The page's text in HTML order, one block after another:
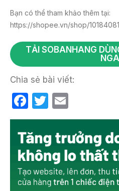
Bạn có thể tham khảo thêm tại:
https://shopee.vn/shop/
TẢI SOBANHANG
Chia sẻ bài viết:
F
a
c
e
b
o
T
w
itt
er
m
ail